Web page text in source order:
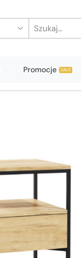
Promocje SALE